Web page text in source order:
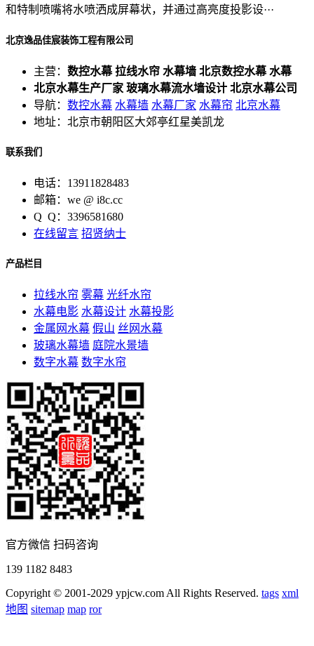
和特制喷嘴将水喷洒成屏幕状，并通过高亮度投影设···
北京逸品佳宸装饰工程有限公司
主营： 数控水幕 拉线水帘 水幕墙 北京数控水幕 水幕
北京水幕生产厂家 玻璃水幕流水墙设计 北京水幕公司
导航： 数控水幕 水幕墙 水幕厂家 水幕帘 北京水幕
地址：北京市朝阳区大郊亭红星美凯龙
联系我们
电话：13911828483
邮箱：we @ i8c.cc
Q Q：3396581680
在线留言 招贤纳士
产品栏目
拉线水帘 雾幕 光纤水帘
水幕电影 水幕设计 水幕投影
金属网水幕 假山 丝网水幕
玻璃水幕墙 庭院水景墙
数字水幕 数字水帘
官方微信 扫码咨询
139 1182 8483
Copyright © 2001-2029 ypjcw.com All Rights Reserved. tags xml
地图 sitemap map ror